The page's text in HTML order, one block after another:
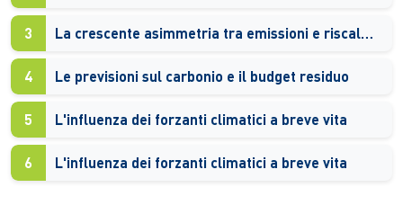
3 La crescente asimmetria tra emissioni e riscaldamento
4 Le previsioni sul carbonio e il budget residuo
5 L'influenza dei forzanti climatici a breve vita
6 L'influenza dei forzanti climatici a breve vita